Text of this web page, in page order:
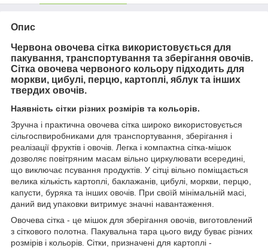
Опис
Червона овочева сітка використовується для
пакування, транспортування та зберігання овочів.
Сітка овочева червоного кольору підходить для
моркви, цибулі, перцю, картоплі, яблук та інших
твердих овочів.
Наявність сітки різних розмірів та кольорів.
Зручна і практична овочева сітка широко використовується
сільгоспвиробниками для транспортування, зберігання і
реалізації фруктів і овочів. Легка і компактна сітка-мішок
дозволяє повітряним масам вільно циркулювати всередині,
що виключає псування продуктів. У сітці вільно поміщається
велика кількість картоплі, баклажанів, цибулі, моркви, перцю,
капусти, буряка та інших овочів. При своїй мінімальній масі,
даний вид упаковки витримує значні навантаження.
Овочева сітка - це мішок для зберігання овочів, виготовлений
з сіткового полотна. Пакувальна тара цього виду буває різних
розмірів і кольорів. Сітки, призначені для картоплі -